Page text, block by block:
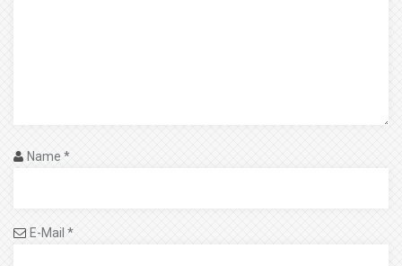
Name *
E-Mail *